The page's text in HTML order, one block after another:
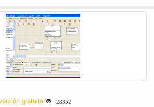
integración; Incorporado en la Terminal;
gratuita 28352